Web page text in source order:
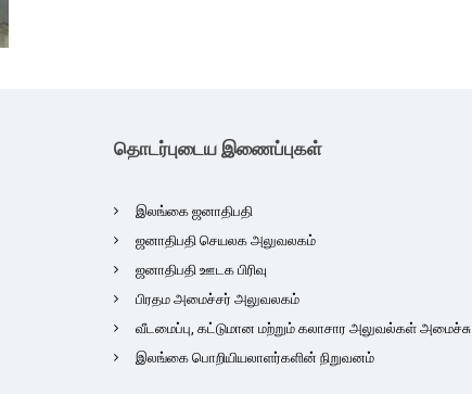
தொடர்புடைய இணைப்புகள்
இலங்கை ஜனாதிபதி
ஜனாதிபதி செயலக அலுவலகம்
ஜனாதிபதி ஊடக பிரிவு
பிரதம அமைச்சர் அலுவலகம்
வீடமைப்பு, கட்டுமான மற்றும் கலாசார அலுவல்கள் அமைச்சு
இலங்கை பொறியியலாளர்களின் நிறுவனம்